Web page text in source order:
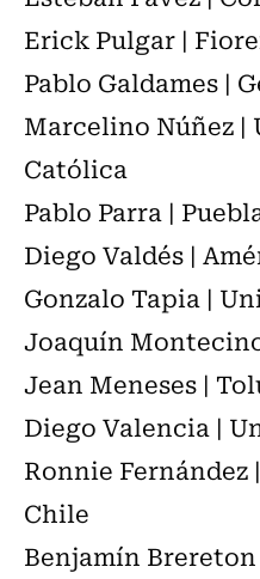
Erick Pulgar |
Pablo Galdames |
Marcelino Núñez |
Católica
Pablo Parra |
Diego Valdés |
Gonzalo Tapia |
Joaquín
Jean Meneses |
Diego Valencia |
Ronnie Fernández
Chile
Benjamín